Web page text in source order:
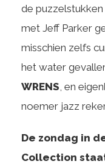
de
met Jeff Parker
misschien zelfs
het water
WRENS, en
noemer jazz
De zondag in
Collection